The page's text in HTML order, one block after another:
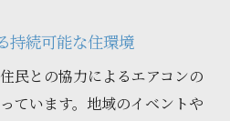
ルを支える再利用の秘訣
組む持続可能な住まいづく
持続可能な住環境
民との協力によるエアコンの
ています。地域のイベントや